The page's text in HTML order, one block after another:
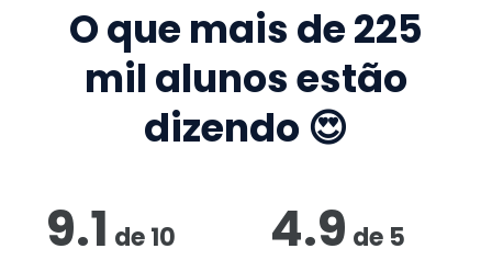
O que mais de225
mil alunos estão
dizendo 😍
9.1 de10 4.9 de 5